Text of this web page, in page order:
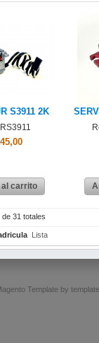
S3911 2K
carrito
31 totales
Lista
Template by